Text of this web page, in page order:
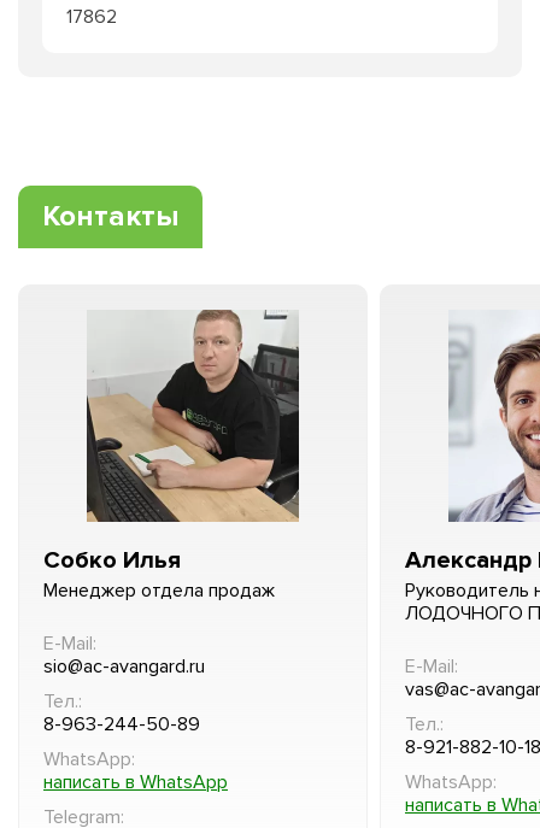
17862
Контакты
Собко Илья
Менеджер отдела продаж
E-Mail:
sio@ac-avangard.ru
Тел.:
8-963-244-50-89
WhatsApp:
написать в WhatsApp
Telegram:
Александр
Руководитель
ЛОДОЧНОГО
E-Mail:
vas@ac-
Тел.:
8-921-882-10-18
WhatsApp:
написать в